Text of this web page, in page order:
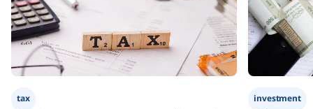
tax investment